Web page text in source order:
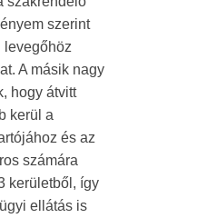
szerint
levegőhöz
A másik nagy
hogy átvitt
kerül a
és az
számára
kerületből, így
ellátás is